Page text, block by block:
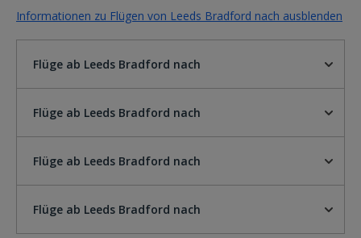
Informationen zu Flügen von Leeds Bradford nach ausblenden
Flüge ab Leeds Bradford nach
Flüge ab Leeds Bradford nach
Flüge ab Leeds Bradford nach
Flüge ab Leeds Bradford nach